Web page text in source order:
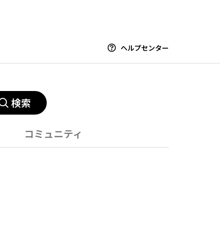
ヘルプセンター
検索
コミュニティ